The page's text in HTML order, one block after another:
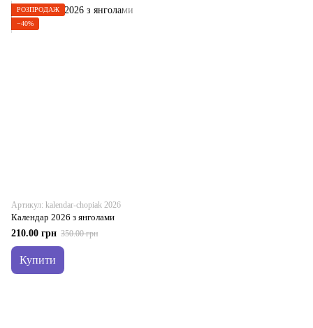
РОЗПРОДАЖ
−40%
Артикул: kalendar-chopiak 2026
Календар 2026 з янголами
210.00 грн 350.00 грн
Купити